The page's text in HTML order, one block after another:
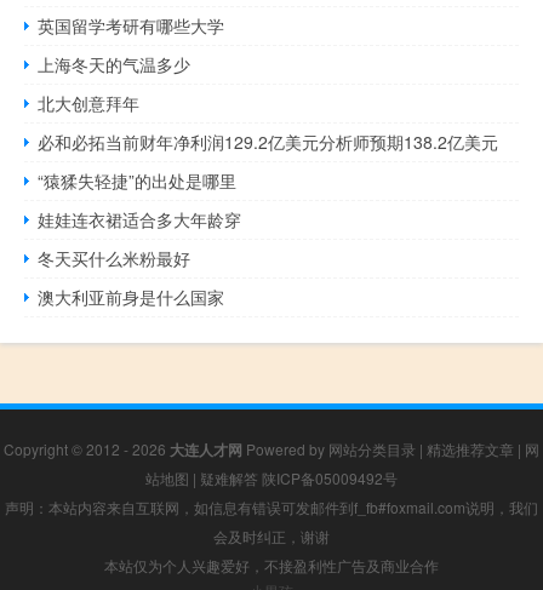
英国留学考研有哪些大学
上海冬天的气温多少
北大创意拜年
必和必拓当前财年净利润129.2亿美元分析师预期138.2亿美元
“猿猱失轻捷”的出处是哪里
娃娃连衣裙适合多大年龄穿
冬天买什么米粉最好
澳大利亚前身是什么国家
Copyright © 2012 - 2026 大连人才网 Powered by 网站分类目录 | 精选推荐文章 | 网
站地图 | 疑难解答 陕ICP备05009492号
声明：本站内容来自互联网，如信息有错误可发邮件到f_fb#foxmail.com说明，我们
会及时纠正，谢谢
本站仅为个人兴趣爱好，不接盈利性广告及商业合作